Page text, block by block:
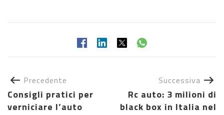
Precedente
Consigli pratici per
verniciare l’auto
Successiva
Rc auto: 3 milioni di
black box in Italia nel